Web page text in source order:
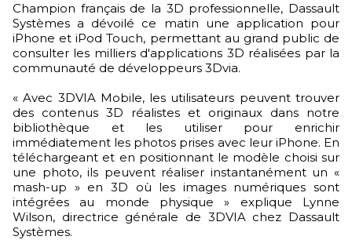
Champion français de la 3D professionnelle, Dassault
Systèmes a dévoilé ce matin une application pour
iPhone et iPod Touch, permettant au grand public de
consulter les milliers d'applications 3D réalisées par la
communauté de développeurs 3Dvia.
« Avec 3DVIA Mobile, les utilisateurs peuvent trouver
des contenus 3D réalistes et originaux dans notre
bibliothèque et les utiliser pour enrichir
immédiatement les photos prises avec leur iPhone. En
téléchargeant et en positionnant le modèle choisi sur
une photo, ils peuvent réaliser instantanément un «
mash-up » en 3D où les images numériques sont
intégrées au monde physique » explique Lynne
Wilson, directrice générale de 3DVIA chez Dassault
Systèmes.